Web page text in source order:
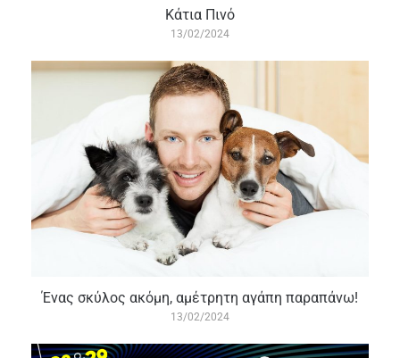
Κάτια Πινό
13/02/2024
Ένας σκύλος ακόμη, αμέτρητη αγάπη παραπάνω!
13/02/2024